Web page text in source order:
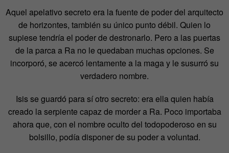
Aquel apelativo secreto era la fuente de poder del arquitecto
de horizontes, también su único punto débil. Quien lo
supiese tendría el poder de destronarlo. Pero a las puertas
de la parca a Ra no le quedaban muchas opciones. Se
incorporó, se acercó lentamente a la maga y le susurró su
verdadero nombre.
Isis se guardó para sí otro secreto: era ella quien había
creado la serpiente capaz de morder a Ra. Poco importaba
ahora que, con el nombre oculto del todopoderoso en su
bolsillo, podía disponer de su poder a voluntad.